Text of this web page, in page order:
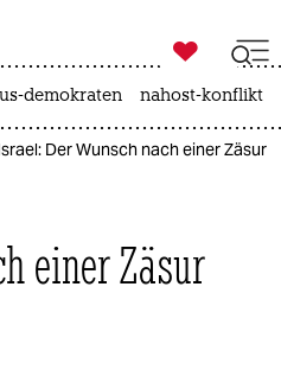
ich

taz zahl ich
us-demokraten nahost-konflikt
Der Wunsch nach einer Zäsur
einer Zäsur